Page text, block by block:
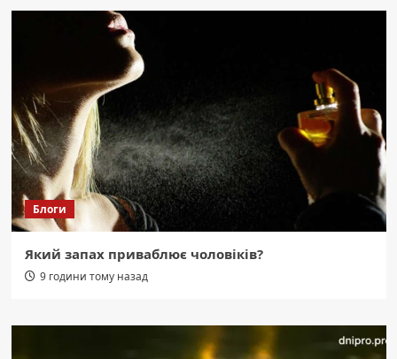
Блоги
Який запах приваблює чоловіків?
9 години тому назад